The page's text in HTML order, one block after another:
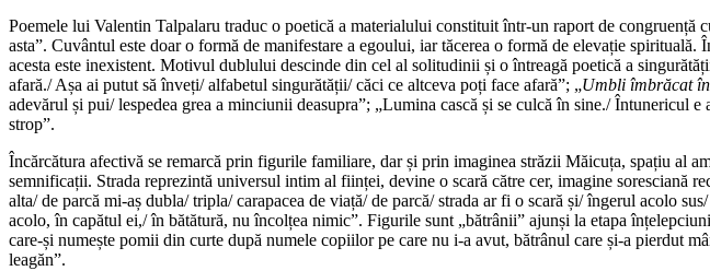
Poemele lui Valentin Talpalaru traduc o poetică a materialului constituit într-un raport de congruență
asta”. Cuvântul este doar o formă de manifestare a egoului, iar tăcerea o formă de elevație
acesta este inexistent. Motivul dublului descinde din cel al solitudinii și o întreagă poetică a
afară./ Așa ai putut să înveți/ alfabetul singurătății/ căci ce altceva poți face afară”; „Umbli îmbrăcat
adevărul și pui/ lespedea grea a minciunii deasupra”; „Lumina cască și se culcă în sine./
strop”.
Încărcătura afectivă se remarcă prin figurile familiare, dar și prin imaginea străzii Măicuța, spațiu al
semnificații. Strada reprezintă universul intim al ființei, devine o scară către cer, imagine soresciană
alta/ de parcă mi-aș dubla/ tripla/ carapacea de viață/ de parcă/ strada ar fi o scară și/ îngerul acolo
acolo, în capătul ei,/ în bătătură, nu încolțea nimic”. Figurile sunt „bătrânii” ajunși la etapa
care-și numește pomii din curte după numele copiilor pe care nu i-a avut, bătrânul care și-a pierdut
leagăn”.